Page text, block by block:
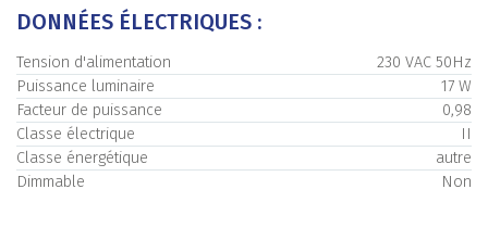
DONNÉES ÉLECTRIQUES :
Tension d'alimentation
230 VAC 50Hz
Puissance luminaire
17 W
Facteur de puissance
0,98
Classe électrique
II
Classe énergétique
autre
Dimmable
Non